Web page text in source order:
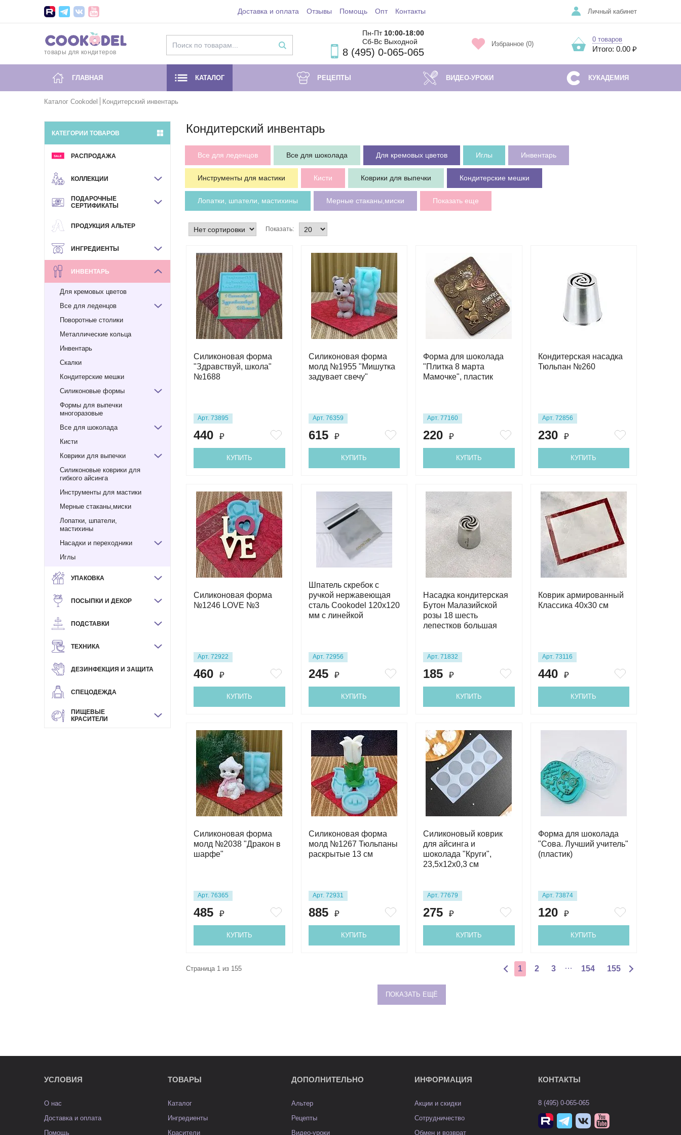
Доставка и оплата Отзывы Помощь Опт Контакты Личный кабинет
товары для кондитеров
Пн-Пт 10:00-18:00
Сб-Вс Выходной
8 (495) 0-065-065
Избранное (0)
0 товаров
Итого: 0.00 ₽
ГЛАВНАЯ КАТАЛОГ РЕЦЕПТЫ ВИДЕО-УРОКИ КУКАДЕМИЯ
Каталог Cookodel Кондитерский инвентарь
КАТЕГОРИИ ТОВАРОВ
РАСПРОДАЖА
КОЛЛЕКЦИИ
ПОДАРОЧНЫЕ
СЕРТИФИКАТЫ
ПРОДУКЦИЯ АЛЬТЕР
ИНГРЕДИЕНТЫ
ИНВЕНТАРЬ
Для кремовых цветов
Все для леденцов
Поворотные столики
Металлические кольца
Инвентарь
Скалки
Кондитерские мешки
Силиконовые формы
Формы для выпечки
многоразовые
Все для шоколада
Кисти
Коврики для выпечки
Силиконовые коврики для
гибкого айсинга
Инструменты для мастики
Мерные стаканы,миски
Лопатки, шпатели,
мастихины
Насадки и переходники
Иглы
УПАКОВКА
ПОСЫПКИ И ДЕКОР
ПОДСТАВКИ
ТЕХНИКА
ДЕЗИНФЕКЦИЯ И ЗАЩИТА
СПЕЦОДЕЖДА
ПИЩЕВЫЕ
КРАСИТЕЛИ
Кондитерский инвентарь
Все для леденцов Все для шоколада Для кремовых цветов Иглы Инвентарь
Инструменты для мастики Кисти Коврики для выпечки Кондитерские мешки
Лопатки, шпатели, мастихины Мерные стаканы,миски Показать еще
Показать:
Силиконовая форма
"Здравствуй, школа"
№1688
Арт. 73895
440 ₽
КУПИТЬ
Силиконовая форма
молд №1955 "Мишутка
задувает свечу"
Арт. 76359
615 ₽
КУПИТЬ
Форма для шоколада
"Плитка 8 марта
Мамочке", пластик
Арт. 77160
220 ₽
КУПИТЬ
Кондитерская насадка
Тюльпан №260
Арт. 72856
230 ₽
КУПИТЬ
Силиконовая форма
№1246 LOVE №3
Арт. 72922
460 ₽
КУПИТЬ
Шпатель скребок с
ручкой нержавеющая
сталь Cookodel 120х120
мм с линейкой
Арт. 72956
245 ₽
КУПИТЬ
Насадка кондитерская
Бутон Малазийской
розы 18 шесть
лепестков большая
Арт. 71832
185 ₽
КУПИТЬ
Коврик армированный
Классика 40х30 см
Арт. 73116
440 ₽
КУПИТЬ
Силиконовая форма
молд №2038 "Дракон в
шарфе"
Арт. 76365
485 ₽
КУПИТЬ
Силиконовая форма
молд №1267 Тюльпаны
раскрытые 13 см
Арт. 72931
885 ₽
КУПИТЬ
Силиконовый коврик
для айсинга и
шоколада "Круги",
23,5х12х0,3 см
Арт. 77679
275 ₽
КУПИТЬ
Форма для шоколада
"Сова. Лучший учитель"
(пластик)
Арт. 73874
120 ₽
КУПИТЬ
Страница 1 из 155 1 2 3 … 154 155
ПОКАЗАТЬ ЕЩЁ
УСЛОВИЯ
О нас
Доставка и оплата
Помощь
ТОВАРЫ
Каталог
Ингредиенты
Красители
ДОПОЛНИТЕЛЬНО
Альтер
Рецепты
Видео-уроки
ИНФОРМАЦИЯ
Акции и скидки
Сотрудничество
Обмен и возврат
КОНТАКТЫ
8 (495) 0-065-065